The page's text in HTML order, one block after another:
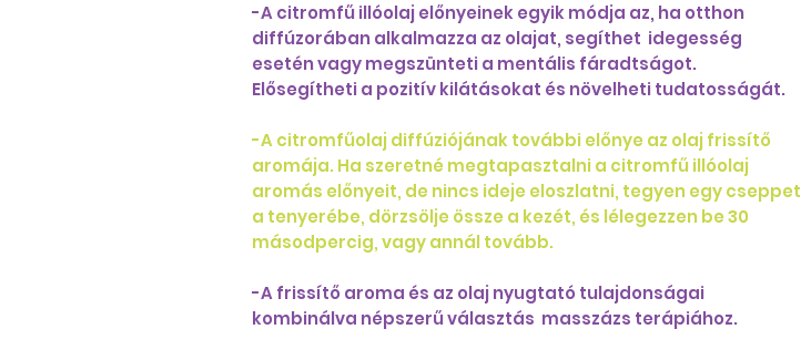
-A citromfű illóolaj előnyeinek egyik módja az, ha otthon
diffúzorában alkalmazza az olajat, segíthet idegesség
esetén vagy megszünteti a mentális fáradtságot.
Elősegítheti a pozitív kilátásokat és növelheti tudatosságát.
-A citromfűolaj diffúziójának további előnye az olaj frissítő
aromája. Ha szeretné megtapasztalni a citromfű illóolaj
aromás előnyeit, de nincs ideje eloszlatni, tegyen egy cseppet
a tenyerébe, dörzsölje össze a kezét, és lélegezzen be 30
másodpercig, vagy annál tovább.
-A frissítő aroma és az olaj nyugtató tulajdonságai
kombinálva népszerű választás masszázs terápiához.